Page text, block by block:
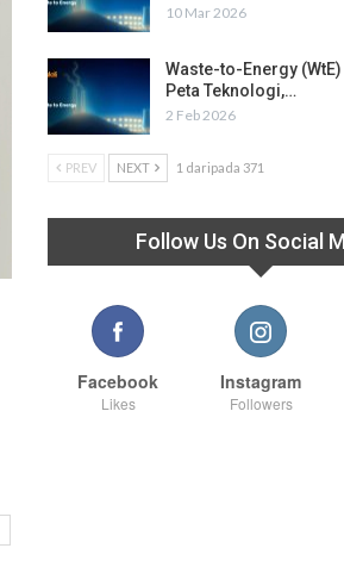
10 Mar 2026
Waste-to-Energy
Peta Teknologi,…
2 Feb 2026
PREV NEXT 1 daripada 371
Follow Us On Social
Facebook
Likes
Instagram
Followers